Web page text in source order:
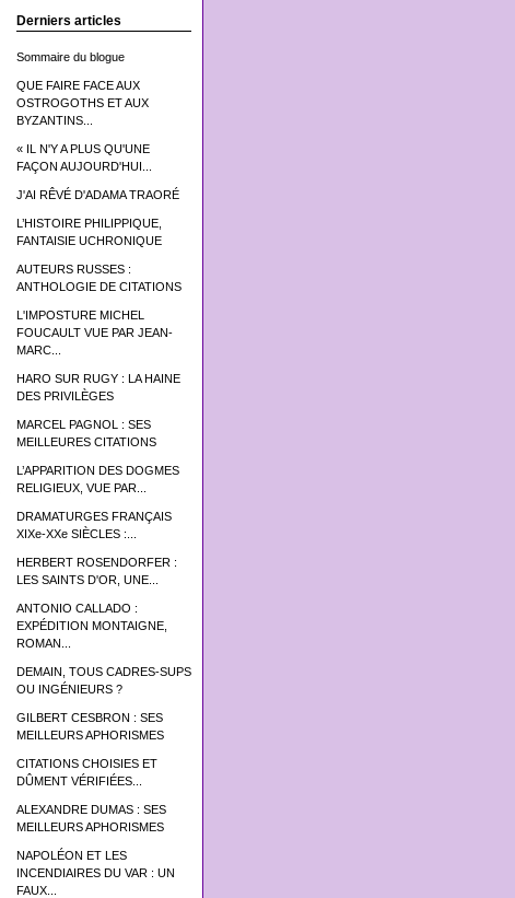
Derniers articles
Sommaire du blogue
QUE FAIRE FACE AUX
OSTROGOTHS ET AUX
BYZANTINS...
« IL N'Y A PLUS QU'UNE
FAÇON AUJOURD'HUI...
J'AI RÊVÉ D'ADAMA TRAORÉ
L’HISTOIRE PHILIPPIQUE,
FANTAISIE UCHRONIQUE
AUTEURS RUSSES :
ANTHOLOGIE DE CITATIONS
L'IMPOSTURE MICHEL
FOUCAULT VUE PAR JEAN-
MARC...
HARO SUR RUGY : LA HAINE
DES PRIVILÈGES
MARCEL PAGNOL : SES
MEILLEURES CITATIONS
L’APPARITION DES DOGMES
RELIGIEUX, VUE PAR...
DRAMATURGES FRANÇAIS
XIXe-XXe SIÈCLES :...
HERBERT ROSENDORFER :
LES SAINTS D'OR, UNE...
ANTONIO CALLADO :
EXPÉDITION MONTAIGNE,
ROMAN...
DEMAIN, TOUS CADRES-SUPS
OU INGÉNIEURS ?
GILBERT CESBRON : SES
MEILLEURS APHORISMES
CITATIONS CHOISIES ET
DÛMENT VÉRIFIÉES...
ALEXANDRE DUMAS : SES
MEILLEURS APHORISMES
NAPOLÉON ET LES
INCENDIAIRES DU VAR : UN
FAUX...